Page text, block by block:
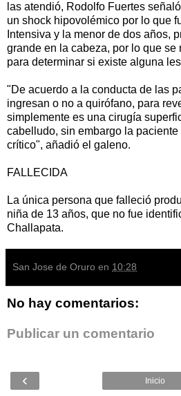
las atendió, Rodolfo Fuertes
un shock hipovolémico por lo que
Intensiva y la menor de dos años,
grande en la cabeza, por lo que se
para determinar si existe alguna
"De acuerdo a la conducta de las
ingresan o no a quirófano, para
simplemente es una cirugía
cabelludo, sin embargo la
crítico", añadió el galeno.
FALLECIDA
La única persona que falleció
niña de 13 años, que no fue
Challapata.
San Jose de Oruro en 10:28
No hay comentarios:
Publicar un comentario
‹ Inicio